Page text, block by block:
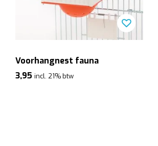
Voorhangnest fauna
3,95 incl. 21% btw